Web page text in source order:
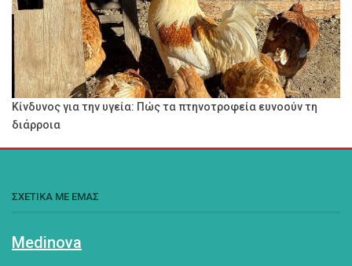
Κίνδυνος για την υγεία: Πώς τα πτηνοτροφεία ευνοούν τη
διάρροια
ΣΧΕΤΙΚΑ ΜΕ ΕΜΑΣ
Medinova